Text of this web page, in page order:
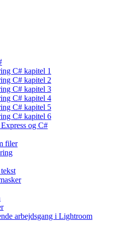
C# kapitel 1
C# kapitel 2
C# kapitel 3
C# kapitel 4
C# kapitel 5
C# kapitel 6
og C#
filer
arbejdsgang i Lightroom